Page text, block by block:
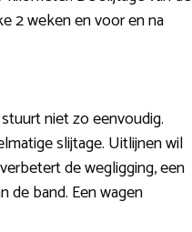
2 weken en voor en na
niet zo eenvoudig.
slijtage. Uitlijnen wil
de wegligging, een
de band. Een wagen